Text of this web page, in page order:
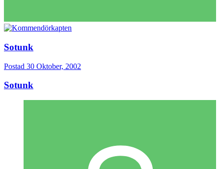
Sotunk
Postad 30 Oktober, 2002
Sotunk